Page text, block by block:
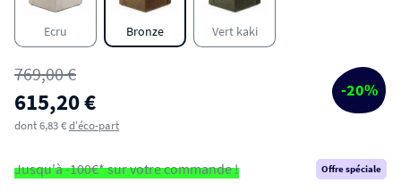
velours côtelé
Ecru Bronze Vert kaki
769,00 €
615,20 € -20%
dont 6,83 €d'éco-part
Jusqu'à -100€* sur votre commande ! Offre spéciale